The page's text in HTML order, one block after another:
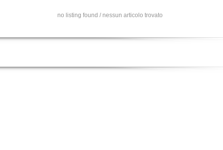
no listing found / nessun articolo trovato